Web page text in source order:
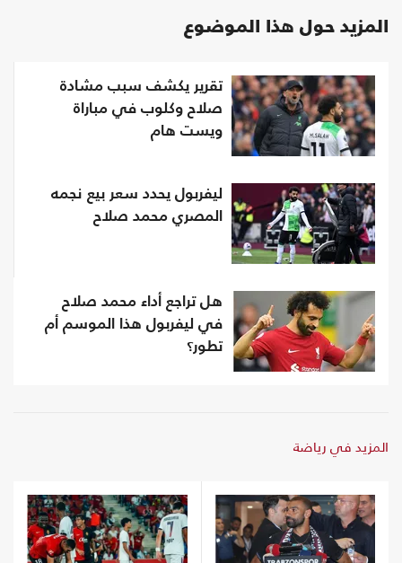
المزيد حول هذا الموضوع
تقرير يكشف سبب مشادة
صلاح وكلوب في مباراة
ويست هام
ليفربول يحدد سعر بيع نجمه
المصري محمد صلاح
هل تراجع أداء محمد صلاح
في ليفربول هذا الموسم أم
تطور؟
المزيد في رياضة